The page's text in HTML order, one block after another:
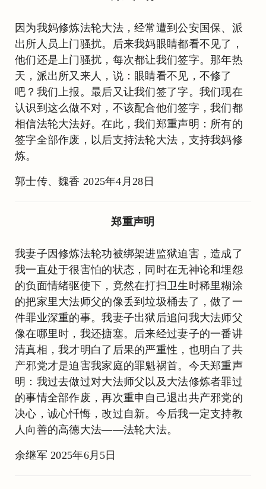
因为我妈修炼法轮大法，经常遭到公安国保、派
出所人员上门骚扰。后来我妈眼睛都看不见了，
他们还是上门骚扰，每次都让我们签字。那年热
天，派出所又来人，说：眼睛看不见，不修了
吧？我们上报。最后又让我们签了字。我们现在
认识到这么做不对，不该配合他们签字，我们都
相信法轮大法好。在此，我们郑重声明：所有的
签字全部作废，以后支持法轮大法，支持我妈修
炼。
郭士传、魏香 2025年4月28日
郑重声明
我妻子因修炼法轮功被绑架进监狱迫害，造成了
我一直处于很害怕的状态，同时在无神论和埋怨
的负面情绪驱使下，竟然在打扫卫生时稀里糊涂
的把家里大法师父的像丢到垃圾桶去了，做了一
件罪业深重的事。我妻子出狱后追问我大法师父
像在哪里时，我还搪塞。后来经过妻子的一番讲
清真相，我才明白了后果的严重性，也明白了共
产邪党才是迫害我家庭的罪魁祸首。今天郑重声
明：我过去做过对大法师父以及大法修炼者罪过
的事情全部作废，再次重申自己退出共产邪党的
决心，诚心忏悔，改过自新。今后我一定支持教
人向善的高德大法——法轮大法。
余继军 2025年6月5日